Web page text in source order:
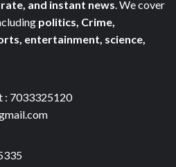
and instant news. We cover
politics, Crime,
entertainment, science,
: 7033325120